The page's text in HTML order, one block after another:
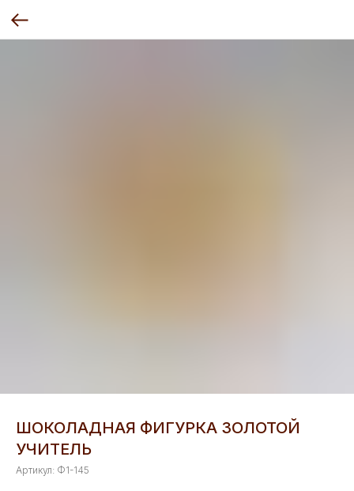
ШОКОЛАДНАЯ ФИГУРКА ЗОЛОТОЙ
УЧИТЕЛЬ
Артикул: Ф1-145